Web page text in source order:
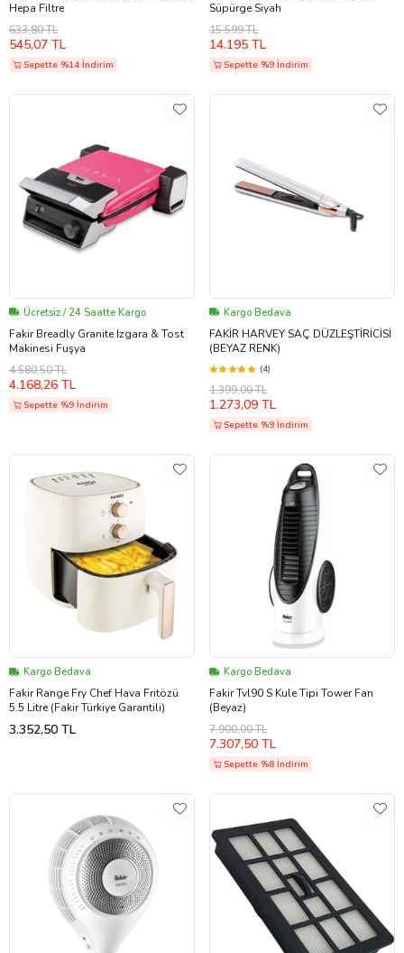
Hepa Filtre
633,80 TL
545,07 TL
Sepette %14 İndirim
Süpürge Siyah
15.599 TL
14.195 TL
Sepette %9 İndirim
Ücretsiz / 24 Saatte Kargo
Fakir Breadly Granite Izgara & Tost
Makinesi Fuşya
4.580,50 TL
4.168,26 TL
Sepette %9 İndirim
Kargo Bedava
FAKİR HARVEY SAÇ DÜZLEŞTİRİCİSİ
(BEYAZ RENK)
(4)
1.399,00 TL
1.273,09 TL
Sepette %9 İndirim
Kargo Bedava
Fakir Range Fry Chef Hava Fritözü
5.5 Litre (Fakir Türkiye Garantili)
3.352,50 TL
Kargo Bedava
Fakir Tvl90 S Kule Tipi Tower Fan
(Beyaz)
7.900,00 TL
7.307,50 TL
Sepette %8 İndirim